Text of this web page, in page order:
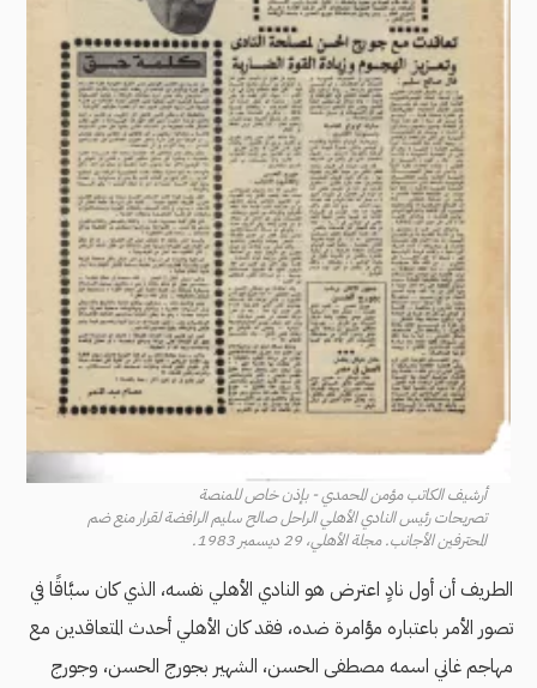
أرشيف الكاتب مؤمن المحمدي - بإذن خاص للمنصة
تصريحات رئيس النادي الأهلي الراحل صالح سليم الرافضة لقرار منع ضم
المحترفين الأجانب. مجلة الأهلي، 29 ديسمبر 1983.
الطريف أن أول نادٍ اعترض هو النادي الأهلي نفسه، الذي كان سبَّاقًا في
تصور الأمر باعتباره مؤامرة ضده، فقد كان الأهلي أحدث المتعاقدين مع
مهاجم غاني اسمه مصطفى الحسن، الشهير بجورج الحسن، وجورج